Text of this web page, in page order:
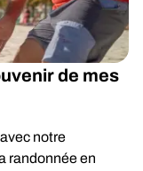
de mes
notre
randonnée en